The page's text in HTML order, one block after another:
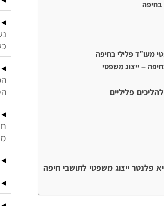
בחיפה
מעו”ד פלילי בחיפה
– ייצוג משפטי
פליליים
פלנטר ייצוג משפטי לתושבי חיפה